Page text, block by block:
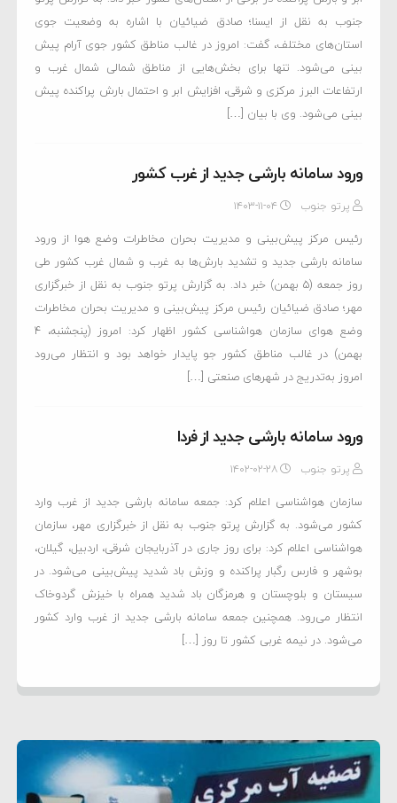
جنوب به نقل از ایسنا؛ صادق ضیائیان با اشاره به وضعیت جوی
استان‌های مختلف، گفت: امروز در غالب مناطق کشور جوی آرام پیش
بینی می‌شود. تنها برای بخش‌هایی از مناطق شمالی شمال غرب و
ارتفاعات البرز مرکزی و شرقی، افزایش ابر و احتمال بارش پراکنده پیش
بینی می‌شود. وی با بیان […]
ورود سامانه بارشی جدید از غرب کشور
پرتو جنوب ۱۴۰۳-۱۱-۰۴
رئیس مرکز پیش‌بینی و مدیریت بحران مخاطرات وضع هوا از ورود
سامانه بارشی جدید و تشدید بارش‌ها به غرب و شمال غرب کشور طی
روز جمعه (۵ بهمن) خبر داد. به گزارش پرتو جنوب به نقل از خبرگزاری
مهر؛ صادق ضیائیان رئیس مرکز پیش‌بینی و مدیریت بحران مخاطرات
وضع هوای سازمان هواشناسی کشور اظهار کرد: امروز (پنجشنبه، ۴
بهمن) در غالب مناطق کشور جو پایدار خواهد بود و انتظار می‌رود
امروز به‌تدریج در شهرهای صنعتی […]
ورود سامانه بارشی جدید از فردا
پرتو جنوب ۱۴۰۲-۰۲-۲۸
سازمان هواشناسی اعلام کرد: جمعه سامانه بارشی جدید از غرب وارد
کشور می‌شود. به گزارش پرتو جنوب به نقل از خبرگزاری مهر، سازمان
هواشناسی اعلام کرد: برای روز جاری در آذربایجان شرقی، اردبیل، گیلان،
بوشهر و فارس رگبار پراکنده و وزش باد شدید پیش‌بینی می‌شود. در
سیستان و بلوچستان و هرمزگان باد شدید همراه با خیزش گردوخاک
انتظار می‌رود. همچنین جمعه سامانه بارشی جدید از غرب وارد کشور
می‌شود. در نیمه غربی کشور تا روز […]